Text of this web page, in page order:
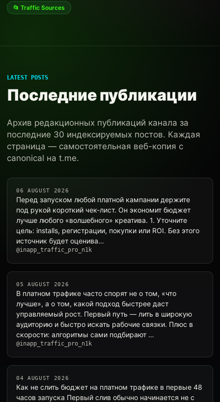
📂 Traffic Sources
LATEST POSTS
Последние публикации
Архив редакционных публикаций канала за
последние 30 индексируемых постов. Каждая
страница — самостоятельная веб-копия с
canonical на t.me.
06 AUGUST 2026
Перед запуском любой платной кампании держите
под рукой короткий чек-лист. Он экономит бюджет
лучше любого «волшебного» креатива. 1. Уточните
цель: installs, регистрации, покупки или ROI. Без этого
источник будет оценива…
@inapp_traffic_pro_n1k
05 AUGUST 2026
В платном трафике часто спорят не о том, «что
лучше», а о том, какой подход быстрее даст
управляемый рост. Первый путь — лить в широкую
аудиторию и быстро искать рабочие связки. Плюс в
скорости: алгоритмы сами подбирают …
@inapp_traffic_pro_n1k
04 AUGUST 2026
Как не слить бюджет на платном трафике в первые 48
часов запуска Первый слив обычно начинается не с